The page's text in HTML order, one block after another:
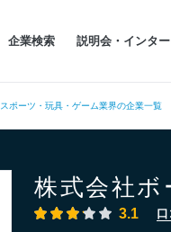
企業検索 説明会・インタ
スポーツ・玩具・ゲーム業界の企業一覧
株式会社ボ
3.1